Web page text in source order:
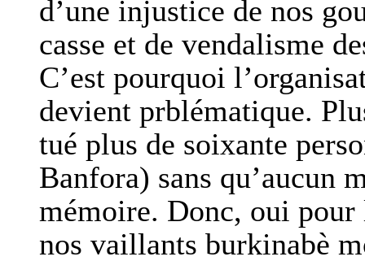
d’une injustice de nos
casse et de vendalisme
C’est pourquoi
devient prblématique.
tué plus de soixante
Banfora) sans qu’aucun
mémoire. Donc, oui pour
nos vaillants burkinabè